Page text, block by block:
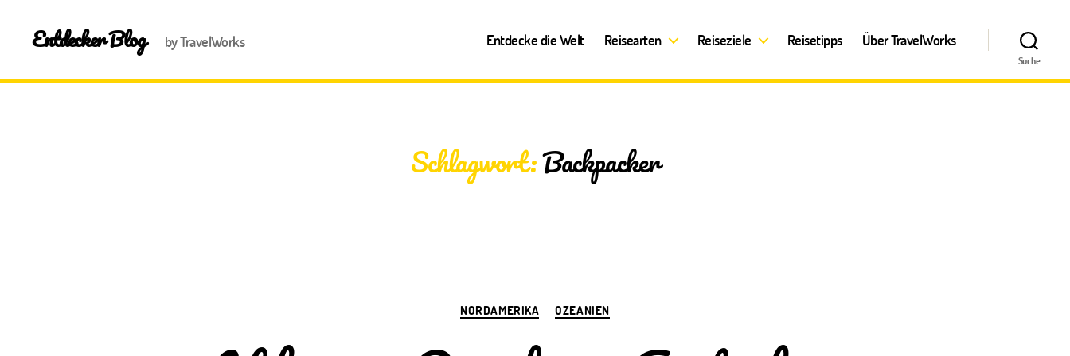
Entdecker Blog by TravelWorks Entdecke die Welt Reisearten Reiseziele Reisetipps Über TravelWorks
Suche
Schlagwort:Backpacker
Kategorien
NORDAMERIKA OZEANIEN